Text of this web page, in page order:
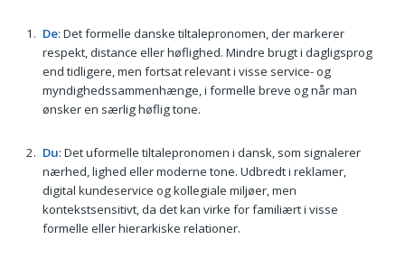
De: Det formelle danske tiltalepronomen, der markerer
respekt, distance eller høflighed. Mindre brugt i dagligsprog
end tidligere, men fortsat relevant i visse service- og
myndighedssammenhænge, i formelle breve og når man
ønsker en særlig høflig tone.
Du: Det uformelle tiltalepronomen i dansk, som signalerer
nærhed, lighed eller moderne tone. Udbredt i reklamer,
digital kundeservice og kollegiale miljøer, men
kontekstsensitivt, da det kan virke for familiært i visse
formelle eller hierarkiske relationer.